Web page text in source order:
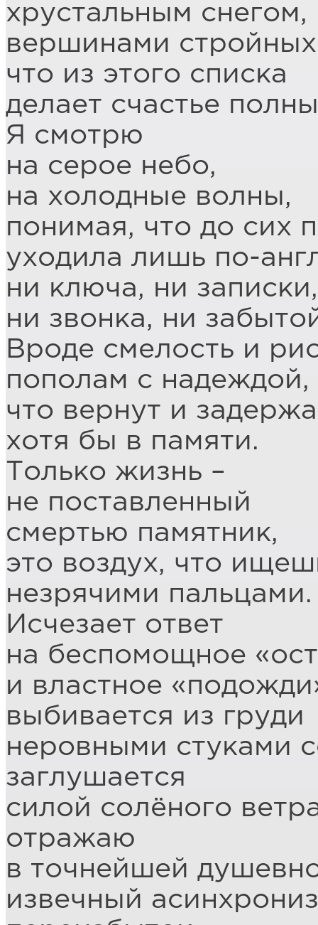
хрустальным снегом,
вершинами стройных
что из этого списка
делает счастье
Я смотрю
на серое небо,
на холодные волны,
понимая, что до сих
уходила лишь по-
ни ключа, ни записки,
ни звонка, ни
Вроде смелость и
пополам с надеждой,
что вернут и
хотя бы в памяти.
Только жизнь –
не поставленный
смертью памятник,
это воздух, что
незрячими пальцами.
Исчезает ответ
на беспомощное
и властное
выбивается из груди
неровными стуками
заглушается
силой солёного
отражаю
в точнейшей
извечный